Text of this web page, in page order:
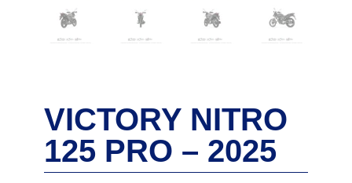
VICTORY NITRO
125 PRO – 2025